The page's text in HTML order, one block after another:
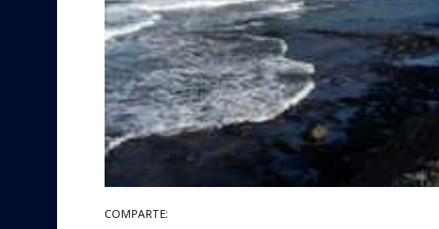
COMPARTE: